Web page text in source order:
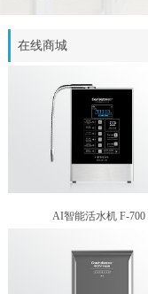
在线商城
AI智能活水机 F-700